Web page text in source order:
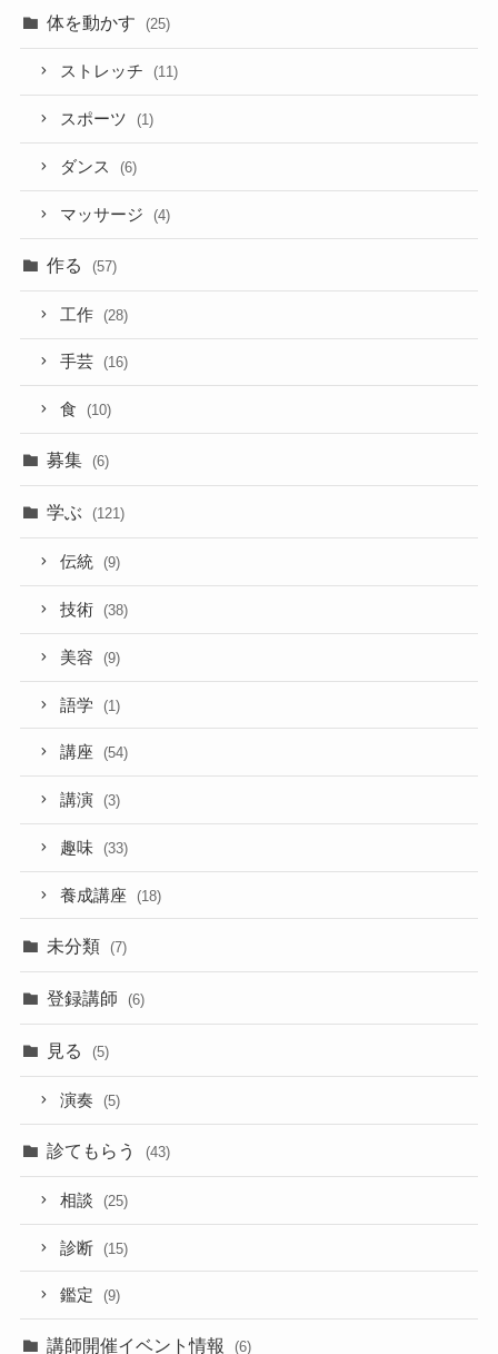
体を動かす (25)
ストレッチ (11)
スポーツ (1)
ダンス (6)
マッサージ (4)
作る (57)
工作 (28)
手芸 (16)
食 (10)
募集 (6)
学ぶ (121)
伝統 (9)
技術 (38)
美容 (9)
語学 (1)
講座 (54)
講演 (3)
趣味 (33)
養成講座 (18)
未分類 (7)
登録講師 (6)
見る (5)
演奏 (5)
診てもらう (43)
相談 (25)
診断 (15)
鑑定 (9)
講師開催イベント情報 (6)